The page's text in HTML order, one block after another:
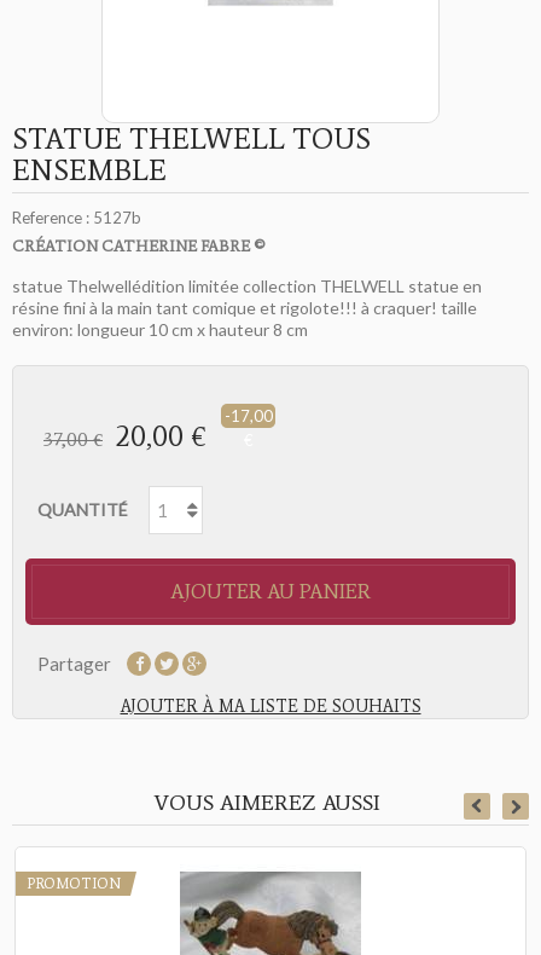
STATUE THELWELL TOUS
ENSEMBLE
Reference : 5127b
CRÉATION CATHERINE FABRE ©
statue Thelwellédition limitée collection THELWELL statue en
résine fini à la main tant comique et rigolote!!! à craquer! taille
environ: longueur 10 cm x hauteur 8 cm
37,00 € 20,00 €
-17,00
QUANTITÉ
AJOUTER AU PANIER
Partager
AJOUTER À MA LISTE DE SOUHAITS
VOUS AIMEREZ AUSSI
PROMOTION